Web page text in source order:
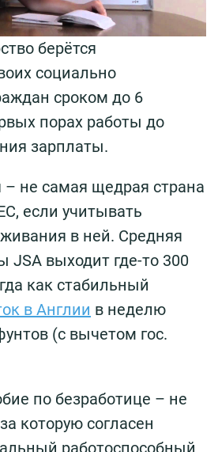
берётся
социально
сроком до 6
порах работы до
зарплаты.
– не самая щедрая страна
если учитывать
в ней. Средняя
JSA выходит где-то 300
как стабильный
в Англии в неделю
(с вычетом гос.
по безработице – не
которую согласен
работоспособный